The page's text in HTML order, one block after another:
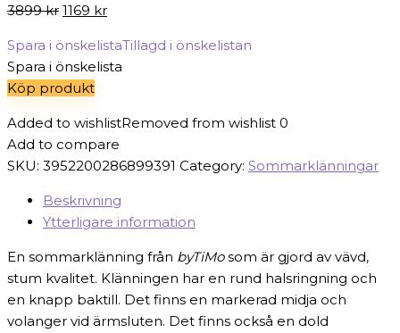
3899kr Det
priset
var:
3899 kr.
1169 krDet
priset
är:
Spara i önskelistaTillagd i önskelistan
Spara i önskelista
Köp produkt
Added to wishlistRemoved from wishlist 0
Add to compare
SKU: 3952200286899391 Category: Sommarklänningar
Beskrivning
Ytterligare information
En sommarklänning från byTiMosom är gjord av vävd,
stum kvalitet. Klänningen har en rund halsringning och
en knapp baktill. Det finns en markerad midja och
volanger vid ärmsluten. Det finns också en dold